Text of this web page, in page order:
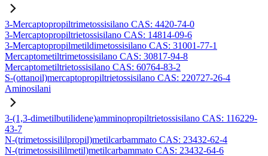
3-Mercaptopropiltrimetossisilano CAS: 4420-74-0
3-Mercaptopropiltrietossisilano CAS: 14814-09-6
3-Mercaptopropilmetildimetossisilano CAS: 31001-77-1
Mercaptometiltrimetossisilano CAS: 30817-94-8
Mercaptometiltrietossisilano CAS: 60764-83-2
S-(ottanoil)mercaptopropiltrietossisilano CAS: 220727-26-4
Aminosilani
3-(1,3-dimetilbutilidene)amminopropiltrietossisilano CAS: 116229-
43-7
N-(trimetossisililpropil)metilcarbammato CAS: 23432-62-4
N-(trimetossisililmetil)metilcarbammato CAS: 23432-64-6